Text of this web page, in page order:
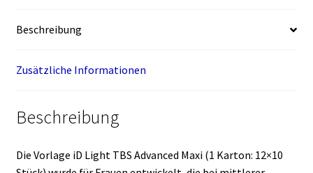
Stück)
Beschreibung
Zusätzliche Informationen
Beschreibung
Die Vorlage iD Light TBS Advanced Maxi (1 Karton: 12×10